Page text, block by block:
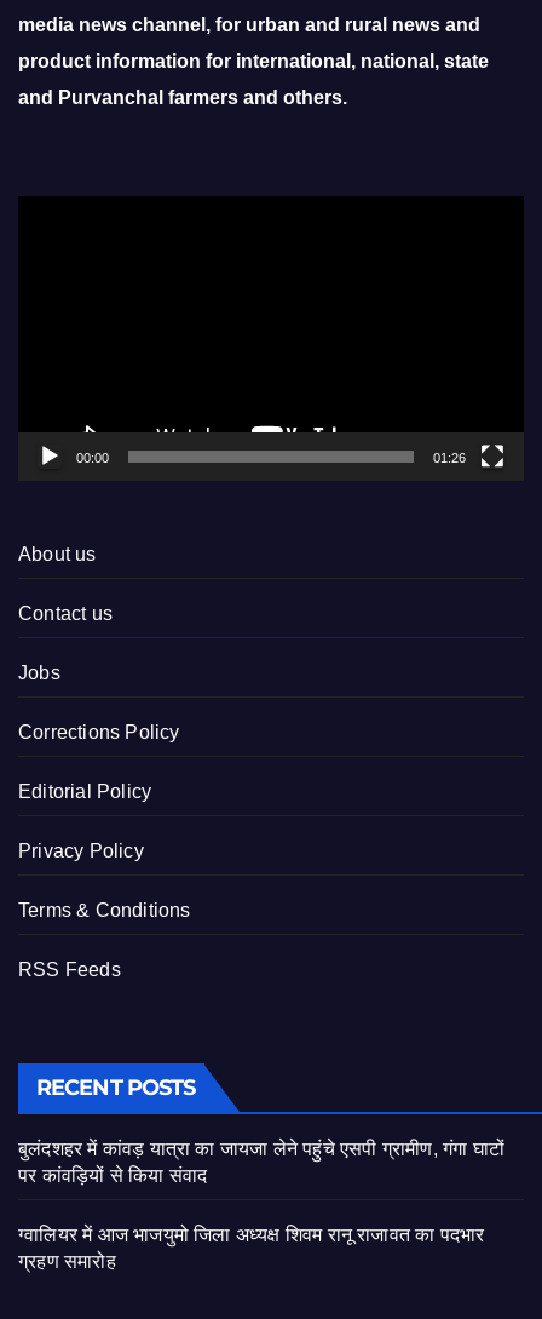
media news channel, for urban and rural news and
product information for international, national, state
and Purvanchal farmers and others.
00:00 01:26
About us
Contact us
Jobs
Corrections Policy
Editorial Policy
Privacy Policy
Terms & Conditions
RSS Feeds
RECENT POSTS
बुलंदशहर में कांवड़ यात्रा का जायजा लेने पहुंचे एसपी ग्रामीण, गंगा घाटों
पर कांवड़ियों से किया संवाद
ग्वालियर में आज भाजयुमो जिला अध्यक्ष शिवम रानू राजावत का पदभार
ग्रहण समारोह